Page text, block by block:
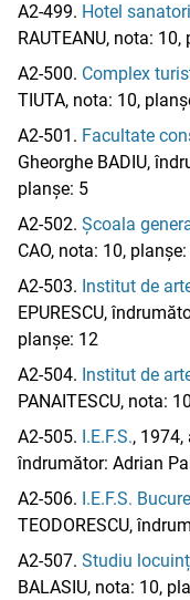
A2-499. Hotel
RAUTEANU, nota: 10,
A2-500. Complex
TIUTA, nota: 10,
A2-501. Facultate
Gheorghe BADIU,
planșe: 5
A2-502. Școala
CAO, nota: 10, planșe:
A2-503. Institut de
EPURESCU,
planșe: 12
A2-504. Institut de
PANAITESCU, nota:
A2-505. I.E.F.S., 1974,
îndrumător: Adrian
A2-506. I.E.F.S.
TEODORESCU,
A2-507. Studiu
BALASIU, nota: 10,